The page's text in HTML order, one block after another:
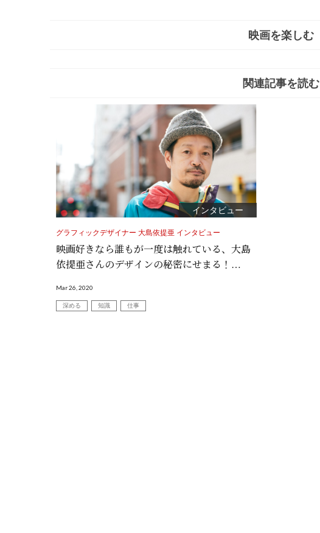
映画を楽しむ
関連記事を読む
インタビュー
グラフィックデザイナー 大島依提亜 インタビュー
映画好きなら誰もが一度は触れている、大島
依提亜さんのデザインの秘密にせまる！
Mar 26, 2020
深める 知識 仕事